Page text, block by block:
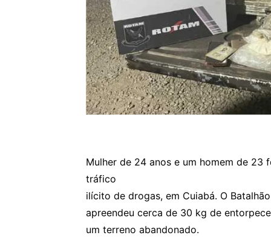
Mulher de 24 anos e um homem de
tráfico
ilícito de drogas, em Cuiabá. O
apreendeu cerca de 30 kg de
um terreno abandonado.